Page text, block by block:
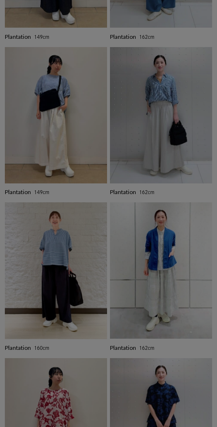
Plantation 149cm Plantation 162cm
Plantation 149cm Plantation 162cm
Plantation 160cm Plantation 162cm